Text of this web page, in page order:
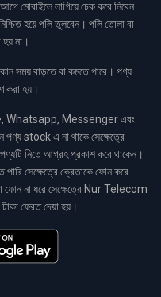
মোবাইলে লাগিয়ে চেক করে নিবেন
হয়ে পলি তুলবেন। পলি তোলা বা
না।
সময় বাড়তে বা কমতে পারে। পণ্য
করা হয়।
Whatsapp, Messenger এবং
stock এ না থাকে সেক্ষেত্রে
নিতে আগ্রহ প্রকাশ করে থাকেন।
পারি সেক্ষেত্রে ক্রেতাকে ফোন করে
ফোন না ধরে সেক্ষেত্রে Nur Telecom
ফেরত দেয়া হয়।